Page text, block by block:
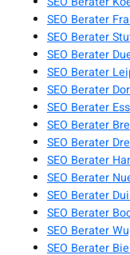
SEO Berater
SEO Berater
SEO Berater
SEO Berater
SEO Berater
SEO Berater
SEO Berater
SEO Berater
SEO Berater
SEO Berater
SEO Berater
SEO Berater
SEO Berater
SEO Berater